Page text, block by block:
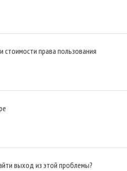
стоимости права пользования
выход из этой проблемы?